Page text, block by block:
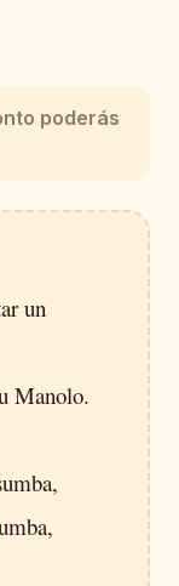
poderás
un
Manolo.